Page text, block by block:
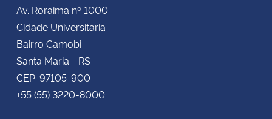
Av. Roraima nº 1000
Cidade Universitária
Bairro Camobi
Santa Maria - RS
CEP: 97105-900
+55 (55) 3220-8000